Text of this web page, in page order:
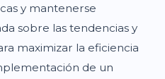
y mantenerse
sobre las tendencias y
maximizar la eficiencia
de un